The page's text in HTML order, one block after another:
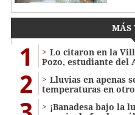
MÁS
1
Lo citaron en la
Pozo, estudiante del
2
Lluvias en apenas
temperaturas en
¡Banadesa bajo la